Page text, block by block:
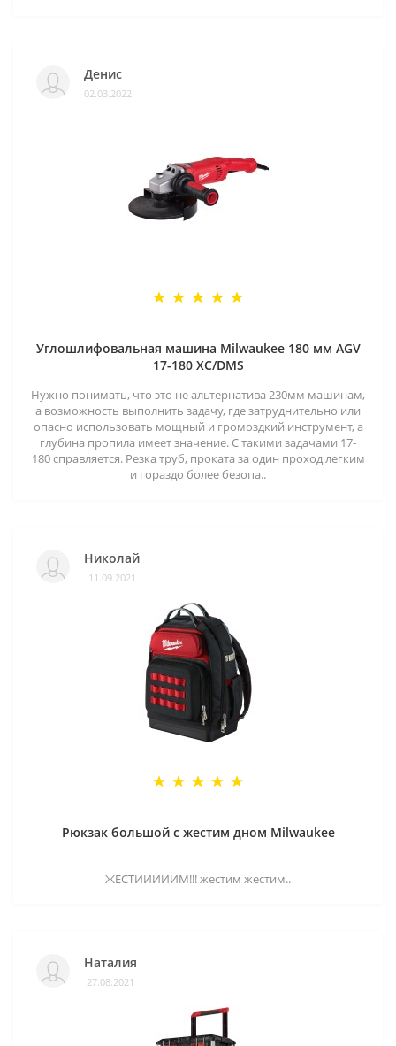
Денис
02.03.2022
Углошлифовальная машина Milwaukee 180 мм AGV
17-180 XC/DMS
Нужно понимать, что это не альтернатива 230мм машинам,
а возможность выполнить задачу, где затруднительно или
опасно использовать мощный и громоздкий инструмент, а
глубина пропила имеет значение. С такими задачами 17-
180 справляется. Резка труб, проката за один проход легким
и гораздо более безопа..
Николай
11.09.2021
Рюкзак большой с жестим дном Milwaukee
ЖЕСТИИИИИМ!!! жестим жестим..
Наталия
27.08.2021